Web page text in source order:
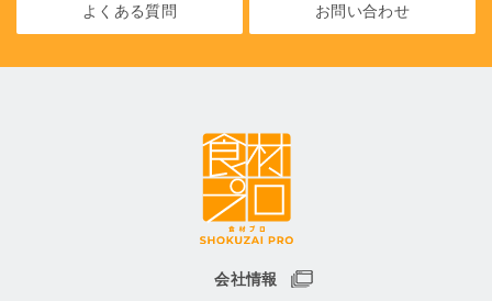
よくある質問 お問い合わせ
会社情報